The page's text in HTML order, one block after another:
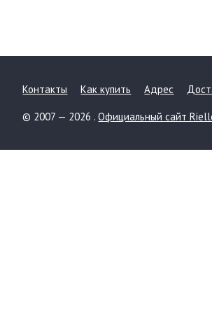
Контакты Как купить Адрес
© 2007 — 2026 .Официальный сайт